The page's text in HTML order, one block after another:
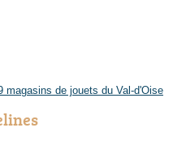
magasins de jouets du Val-d'Oise